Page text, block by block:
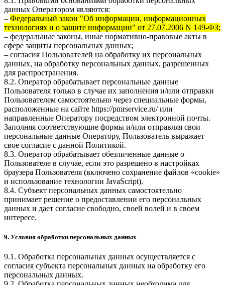
данных Оператором являются:
– Федеральный закон "Об информации, информационных
технологиях и о защите информации" от 27.07.2006 N 149-ФЗ;
– федеральные законы, иные нормативно-правовые акты в
сфере защиты персональных данных;
– согласия Пользователей на обработку их персональных
данных, на обработку персональных данных, разрешенных
для распространения.
8.2. Оператор обрабатывает персональные данные
Пользователя только в случае их заполнения и/или отправки
Пользователем самостоятельно через специальные формы,
расположенные на сайте https://pmrservice.ru/или
направленные Оператору посредством электронной почты.
Заполняя соответствующие формы и/или отправляя свои
персональные данные Оператору, Пользователь выражает
свое согласие с данной Политикой.
8.3. Оператор обрабатывает обезличенные данные о
Пользователе в случае, если это разрешено в настройках
браузера Пользователя (включено сохранение файлов «cookie»
и использование технологии JavaScript).
8.4. Субъект персональных данных самостоятельно
принимает решение о предоставлении его персональных
данных и дает согласие свободно, своей волей и в своем
интересе.
9. Условия обработки персональных данных
9.1. Обработка персональных данных осуществляется с
согласия субъекта персональных данных на обработку его
персональных данных.